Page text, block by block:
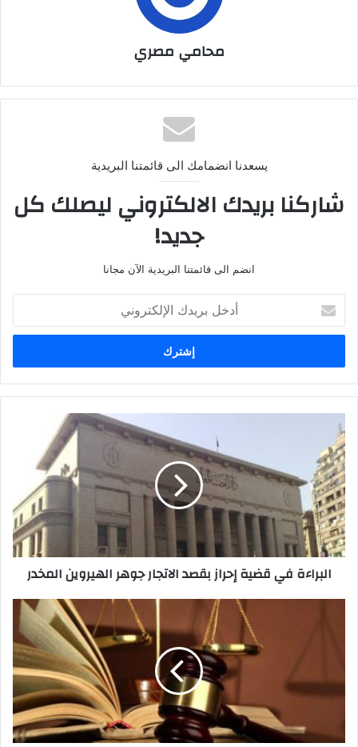
محامي مصري
يسعدنا انضمامك الى قائمتنا البريدية
شاركنا بريدك الالكتروني ليصلك كل
جديد!
انضم الى قائمتنا البريدية الآن مجانا
بريدك
الإلكتروني
البراءة
في
قضية
إحراز
بقصد
الاتجار
جوهر
الهيروين
المخدر
البراءة في قضية إحراز بقصد الاتجار جوهر الهيروين المخدر